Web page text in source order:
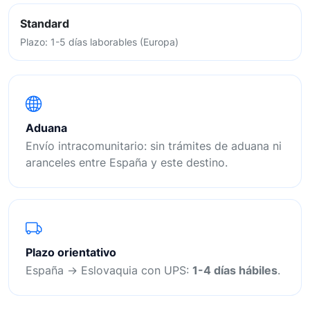
Standard
Plazo: 1-5 días laborables (Europa)
Aduana
Envío intracomunitario: sin trámites de aduana ni
aranceles entre España y este destino.
Plazo orientativo
España → Eslovaquia con UPS: 1-4 días hábiles.